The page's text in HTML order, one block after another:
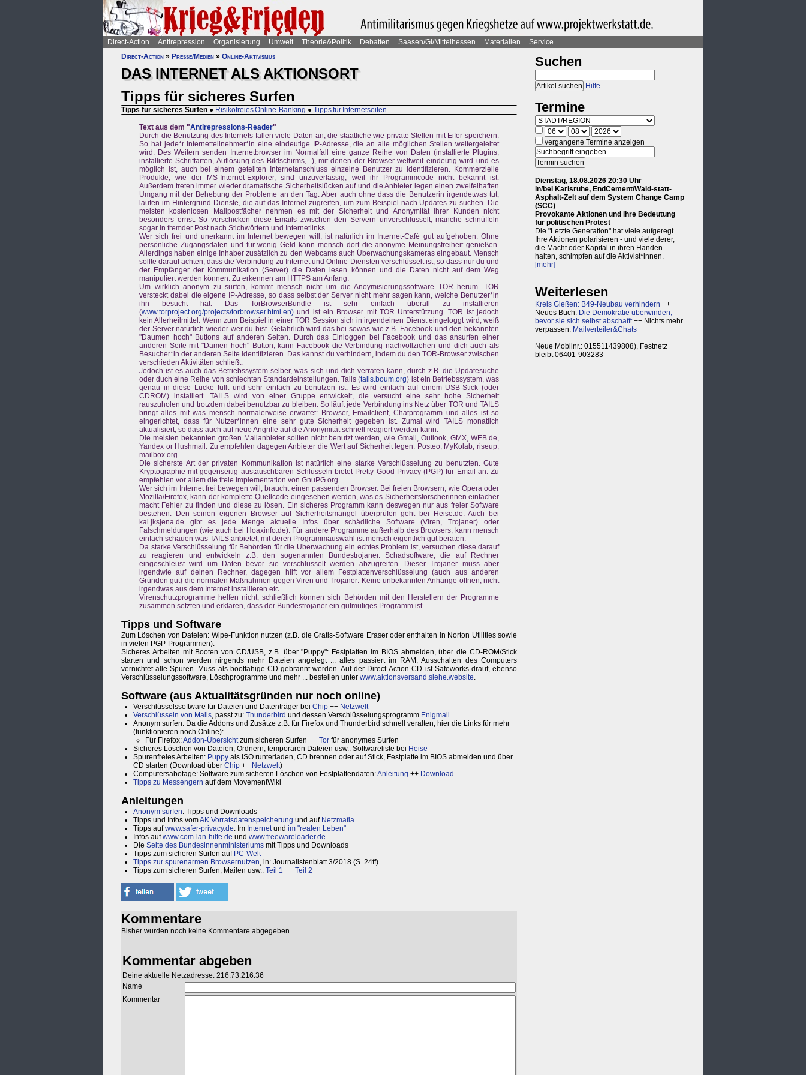
Direct-Action Antirepression Organisierung Umwelt Theorie&Politik Debatten Saasen/GI/Mittelhessen Materialien
Service
Direct-Action » Presse/Medien » Online-Aktivismus
DAS INTERNET ALS AKTIONSORT
Tipps für sicheres Surfen
Tipps für sicheres Surfen ● Risikofreies Online-Banking ● Tipps für Internetseiten
Text aus dem "Antirepressions-Reader"
Durch die Benutzung des Internets fallen viele Daten an, die staatliche wie private Stellen mit Eifer speichern.
So hat jede*r Internetteilnehmer*in eine eindeutige IP-Adresse, die an alle möglichen Stellen weitergeleitet
wird. Des Weitern senden Internetbrowser im Normalfall eine ganze Reihe von Daten (installierte Plugins,
installierte Schriftarten, Auflösung des Bildschirms,...), mit denen der Browser weltweit eindeutig wird und es
möglich ist, auch bei einem geteilten Internetanschluss einzelne Benutzer zu identifizieren. Kommerzielle
Produkte, wie der MS-Internet-Explorer, sind unzuverlässig, weil ihr Programmcode nicht bekannt ist.
Außerdem treten immer wieder dramatische Sicherheitslücken auf und die Anbieter legen einen zweifelhaften
Umgang mit der Behebung der Probleme an den Tag. Aber auch ohne dass die Benutzerin irgendetwas tut,
laufen im Hintergrund Dienste, die auf das Internet zugreifen, um zum Beispiel nach Updates zu suchen. Die
meisten kostenlosen Mailpostfächer nehmen es mit der Sicherheit und Anonymität ihrer Kunden nicht
besonders ernst. So verschicken diese Emails zwischen den Servern unverschlüsselt, manche schnüffeln
sogar in fremder Post nach Stichwörtern und Internetlinks.
Wer sich frei und unerkannt im Internet bewegen will, ist natürlich im Internet-Café gut aufgehoben. Ohne
persönliche Zugangsdaten und für wenig Geld kann mensch dort die anonyme Meinungsfreiheit genießen.
Allerdings haben einige Inhaber zusätzlich zu den Webcams auch Überwachungskameras eingebaut. Mensch
sollte darauf achten, dass die Verbindung zu Internet und Online-Diensten verschlüsselt ist, so dass nur du und
der Empfänger der Kommunikation (Server) die Daten lesen können und die Daten nicht auf dem Weg
manipuliert werden können. Zu erkennen am HTTPS am Anfang.
Um wirklich anonym zu surfen, kommt mensch nicht um die Anoymisierungssoftware TOR herum. TOR
versteckt dabei die eigene IP-Adresse, so dass selbst der Server nicht mehr sagen kann, welche Benutzer*in
ihn besucht hat. Das TorBrowserBundle ist sehr einfach überall zu installieren
(www.torproject.org/projects/torbrowser.html.en) und ist ein Browser mit TOR Unterstützung. TOR ist jedoch
kein Allerheilmittel. Wenn zum Beispiel in einer TOR Session sich in irgendeinen Dienst eingeloggt wird, weiß
der Server natürlich wieder wer du bist. Gefährlich wird das bei sowas wie z.B. Facebook und den bekannten
"Daumen hoch" Buttons auf anderen Seiten. Durch das Einloggen bei Facebook und das ansurfen einer
anderen Seite mit "Damen hoch" Button, kann Facebook die Verbindung nachvollziehen und dich auch als
Besucher*in der anderen Seite identifizieren. Das kannst du verhindern, indem du den TOR-Browser zwischen
verschieden Aktivitäten schließt.
Jedoch ist es auch das Betriebssystem selber, was sich und dich verraten kann, durch z.B. die Updatesuche
oder duch eine Reihe von schlechten Standardeinstellungen. Tails (tails.boum.org) ist ein Betriebssystem, was
genau in diese Lücke füllt und sehr einfach zu benutzen ist. Es wird einfach auf einem USB-Stick (oder
CDROM) installiert. TAILS wird von einer Gruppe entwickelt, die versucht eine sehr hohe Sicherheit
rauszuholen und trotzdem dabei benutzbar zu bleiben. So läuft jede Verbindung ins Netz über TOR und TAILS
bringt alles mit was mensch normalerweise erwartet: Browser, Emailclient, Chatprogramm und alles ist so
eingerichtet, dass für Nutzer*innen eine sehr gute Sicherheit gegeben ist. Zumal wird TAILS monatlich
aktualisiert, so dass auch auf neue Angriffe auf die Anonymität schnell reagiert werden kann.
Die meisten bekannten großen Mailanbieter sollten nicht benutzt werden, wie Gmail, Outlook, GMX, WEB.de,
Yandex or Hushmail. Zu empfehlen dagegen Anbieter die Wert auf Sicherheit legen: Posteo, MyKolab, riseup,
mailbox.org.
Die sicherste Art der privaten Kommunikation ist natürlich eine starke Verschlüsselung zu benutzten. Gute
Kryptographie mit gegenseitig austauschbaren Schlüsseln bietet Pretty Good Privacy (PGP) für Email an. Zu
empfehlen vor allem die freie Implementation von GnuPG.org.
Wer sich im Internet frei bewegen will, braucht einen passenden Browser. Bei freien Browsern, wie Opera oder
Mozilla/Firefox, kann der komplette Quellcode eingesehen werden, was es Sicherheitsforscherinnen einfacher
macht Fehler zu finden und diese zu lösen. Ein sicheres Programm kann deswegen nur aus freier Software
bestehen. Den seinen eigenen Browser auf Sicherheitsmängel überprüfen geht bei Heise.de. Auch bei
kai.jksjena.de gibt es jede Menge aktuelle Infos über schädliche Software (Viren, Trojaner) oder
Falschmeldungen (wie auch bei Hoaxinfo.de). Für andere Programme außerhalb des Browsers, kann mensch
einfach schauen was TAILS anbietet, mit deren Programmauswahl ist mensch eigentlich gut beraten.
Da starke Verschlüsselung für Behörden für die Überwachung ein echtes Problem ist, versuchen diese darauf
zu reagieren und entwickeln z.B. den sogenannten Bundestrojaner. Schadsoftware, die auf Rechner
eingeschleust wird um Daten bevor sie verschlüsselt werden abzugreifen. Dieser Trojaner muss aber
irgendwie auf deinen Rechner, dagegen hilft vor allem Festplattenverschlüsselung (auch aus anderen
Gründen gut) die normalen Maßnahmen gegen Viren und Trojaner: Keine unbekannten Anhänge öffnen, nicht
irgendwas aus dem Internet installieren etc.
Virenschutzprogramme helfen nicht, schließlich können sich Behörden mit den Herstellern der Programme
zusammen setzten und erklären, dass der Bundestrojaner ein gutmütiges Programm ist.
Tipps und Software
Zum Löschen von Dateien: Wipe-Funktion nutzen (z.B. die Gratis-Software Eraser oder enthalten in Norton Utilities sowie
in vielen PGP-Programmen).
Sicheres Arbeiten mit Booten von CD/USB, z.B. über "Puppy": Festplatten im BIOS abmelden, über die CD-ROM/Stick
starten und schon werden nirgends mehr Dateien angelegt ... alles passiert im RAM, Ausschalten des Computers
vernichtet alle Spuren. Muss als bootfähige CD gebrannt werden. Auf der Direct-Action-CD ist Safeworks drauf, ebenso
Verschlüsselungssoftware, Löschprogramme und mehr ... bestellen unter www.aktionsversand.siehe.website.
Software (aus Aktualitätsgründen nur noch online)
Verschlüsselssoftware für Dateien und Datenträger bei Chip ++ Netzwelt
Verschlüsseln von Mails, passt zu: Thunderbird und dessen Verschlüsselungsprogramm Enigmail
Anonym surfen: Da die Addons und Zusätze z.B. für Firefox und Thunderbird schnell veralten, hier die Links für mehr
(funktionieren noch Online):
Für Firefox:Addon-Übersichtzum sicheren Surfen ++ Tor für anonymes Surfen
Sicheres Löschen von Dateien, Ordnern, temporären Dateien usw.: Softwareliste bei Heise
Spurenfreies Arbeiten: Puppy als ISO runterladen, CD brennen oder auf Stick, Festplatte im BIOS abmelden und über
CD starten (Download über Chip ++ Netzwelt)
Computersabotage: Software zum sicheren Löschen von Festplattendaten:Anleitung ++ Download
Tipps zu Messengern auf dem MovementWiki
Anleitungen
Anonym surfen: Tipps und Downloads
Tipps und Infos vomAK Vorratsdatenspeicherung und auf Netzmafia
Tipps aufwww.safer-privacy.de: Im Internetund im "realen Leben"
Infos aufwww.com-lan-hilfe.de und www.freewareloader.de
Die Seite des Bundesinnenministeriums mit Tipps und Downloads
Tipps zum sicheren Surfen auf PC-Welt
Tipps zur spurenarmen Browsernutzen, in: Journalistenblatt 3/2018 (S. 24ff)
Tipps zum sicheren Surfen, Mailen usw.: Teil 1 ++ Teil 2
Kommentare
Bisher wurden noch keine Kommentare abgegeben.
Kommentar abgeben
Deine aktuelle Netzadresse: 216.73.216.36
Name
Kommentar
Suchen
Hilfe
Termine
vergangene Termine anzeigen
Dienstag, 18.08.2026 20:30 Uhr
in/bei Karlsruhe, EndCement/Wald-statt-
Asphalt-Zelt auf dem System Change Camp
(SCC)
Provokante Aktionen und ihre Bedeutung
für politischen Protest
Die "Letzte Generation" hat viele aufgeregt.
Ihre Aktionen polarisieren - und viele derer,
die Macht oder Kapital in ihren Händen
halten, schimpfen auf die Aktivist*innen.
[mehr]
Weiterlesen
Kreis Gießen: B49-Neubau verhindern ++
Neues Buch: Die Demokratie überwinden,
bevor sie sich selbst abschafft++ Nichts mehr
verpassen: Mailverteiler&Chats
Neue Mobilnr.: 015511439808), Festnetz
bleibt 06401-903283